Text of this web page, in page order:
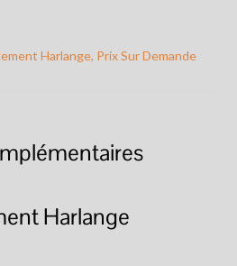
Harlange, Prix Sur Demande
Harlange